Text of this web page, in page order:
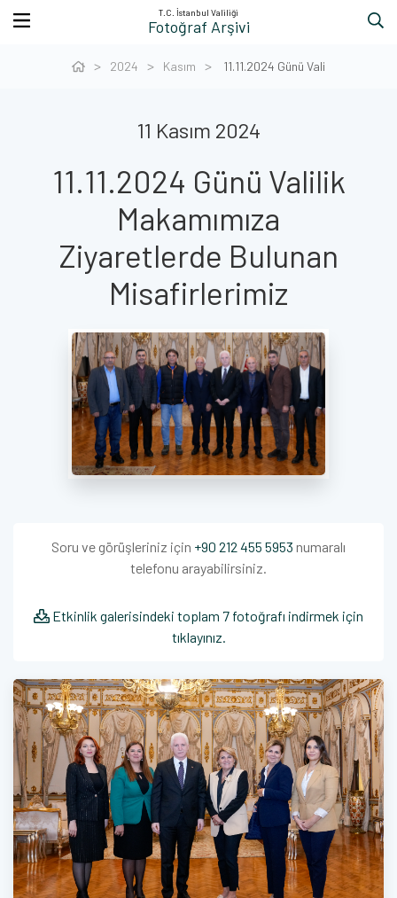
T.C. İstanbul Valiliği
Fotoğraf Arşivi
2024 Kasım 11.11.2024 Günü Vali
11 Kasım 2024
11.11.2024 Günü Valilik
Makamımıza
Ziyaretlerde Bulunan
Misafirlerimiz
Soru ve görüşleriniz için +90 212 455 5953 numaralı
telefonu arayabilirsiniz.
Etkinlik galerisindeki toplam 7 fotoğrafı indirmek için
tıklayınız.